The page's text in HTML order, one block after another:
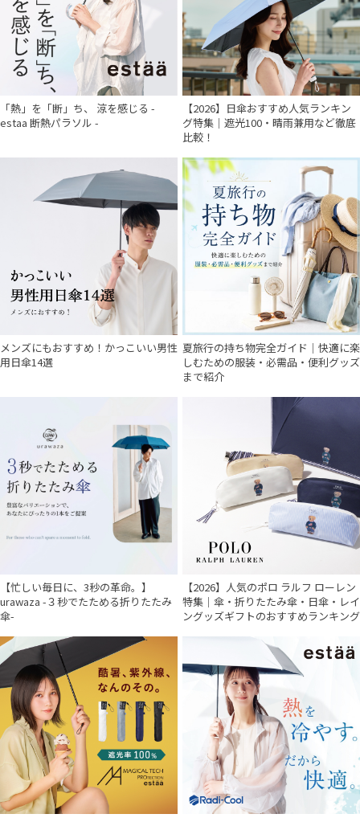
「熱」を「断」ち、 涼を感じる -
estaa 断熱パラソル -
【2026】日傘おすすめ人気ランキン
グ特集｜遮光100・晴雨兼用など徹底
比較！
メンズにもおすすめ！かっこいい男性
用日傘14選
夏旅行の持ち物完全ガイド｜快適に楽
しむための服装・必需品・便利グッズ
まで紹介
【忙しい毎日に、3秒の革命。】
urawaza -３秒でたためる折りたたみ
傘-
【2026】人気のポロ ラルフ ローレン
特集｜傘・折りたたみ傘・日傘・レイ
ングッズギフトのおすすめランキング